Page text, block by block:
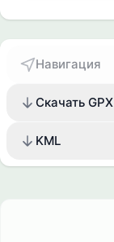
Навигация
Скачать GPX
KML